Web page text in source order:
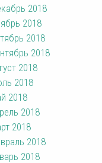
2018
2018
2018
2018
2018
2018
2018
2018
2018
2018
2018